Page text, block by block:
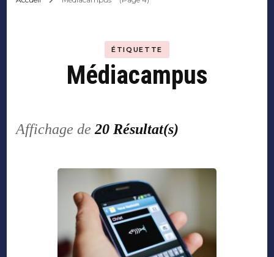
ÉTIQUETTE
Médiacampus
Affichage de20 Résultat(s)